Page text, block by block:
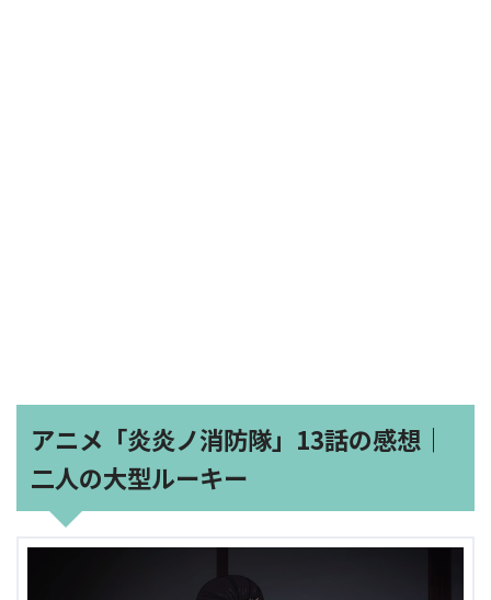
アニメ「炎炎ノ消防隊」13話の感想｜
二人の大型ルーキー